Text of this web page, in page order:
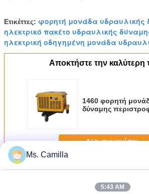
Ετικέττες: φορητή μονάδα υδραυλικής
ηλεκτρικό πακέτο υδραυλικής
ηλεκτρική οδηγημένη μονάδα
Αποκτήστε την καλύτερη
1460 φορητή
δύναμης
φραγμών
Να συνεχίσει
Περισσότεροιφορητό πακέτο
Ms. Camilla
5:43 AM